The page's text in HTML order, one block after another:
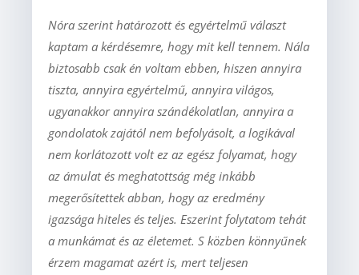
Nóra szerint határozott és egyértelmű választ
kaptam a kérdésemre, hogy mit kell tennem. Nála
biztosabb csak én voltam ebben, hiszen annyira
tiszta, annyira egyértelmű, annyira világos,
ugyanakkor annyira szándékolatlan, annyira a
gondolatok zajától nem befolyásolt, a logikával
nem korlátozott volt ez az egész folyamat, hogy
az ámulat és meghatottság még inkább
megerősítettek abban, hogy az eredmény
igazsága hiteles és teljes. Eszerint folytatom tehát
a munkámat és az életemet. S közben könnyűnek
érzem magamat azért is, mert teljesen